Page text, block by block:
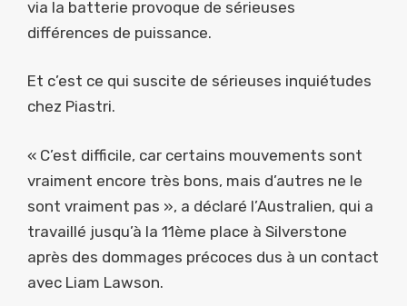
via la batterie provoque de sérieuses
différences de puissance.
Et c’est ce qui suscite de sérieuses inquiétudes
chez Piastri.
« C’est difficile, car certains mouvements sont
vraiment encore très bons, mais d’autres ne le
sont vraiment pas », a déclaré l’Australien, qui a
travaillé jusqu’à la 11ème place à Silverstone
après des dommages précoces dus à un contact
avec Liam Lawson.